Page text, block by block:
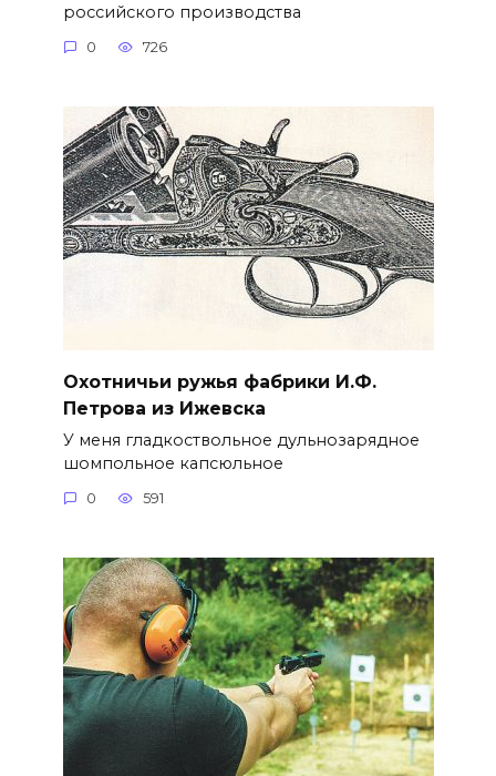
российского производства
0 726
Охотничьи ружья фабрики И.Ф.
Петрова из Ижевска
У меня гладкоствольное дульнозарядное
шомпольное капсюльное
0 591